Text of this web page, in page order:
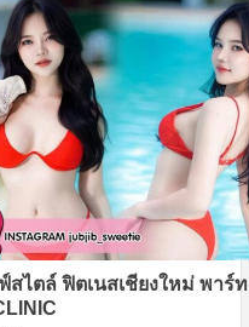
สไตล์ ฟิตเนสเชียงใหม่ พาร์ท